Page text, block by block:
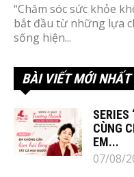
“Chăm sóc sức khỏe
bắt đầu từ những lựa
sống hiện...
BÀI VIẾT MỚI NHẤT
SERIES
CÙNG
EM...
07/08/